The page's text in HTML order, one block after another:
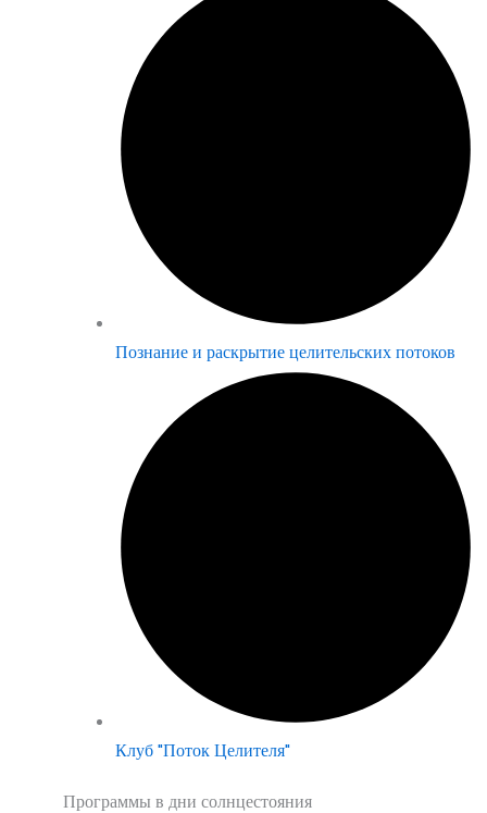
Познание и раскрытие целительских потоков
Клуб "Поток Целителя"
Программы в дни солнцестояния